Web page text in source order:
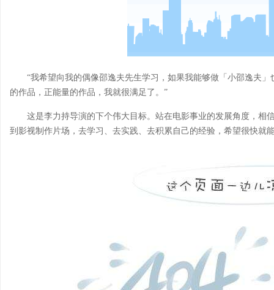
“我希望向我的偶像邵逸夫先生学习，如果我能够做「小邵逸夫
的作品，正能量的作品，我就很满足了。”
这是李力持导演的下个伟大目标。站在电影事业的发展角度，相
到影视制作片场，去学习、去实践、去积累自己的经验，希望很快就